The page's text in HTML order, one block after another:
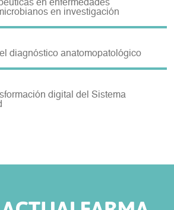
en enfermedades
en investigación
diagnóstico anatomopatológico
digital del Sistema